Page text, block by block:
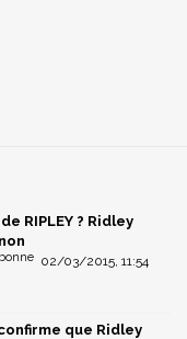
RIPLEY ? Ridley
02/03/2015, 11:54
que Ridley